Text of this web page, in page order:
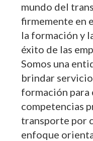
mundo del
firmemente en
la formación y
éxito de las
Somos una
brindar
formación
competencias
transporte por
enfoque